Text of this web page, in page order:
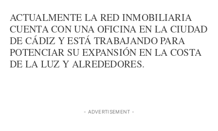
ACTUALMENTE LA RED INMOBILIARIA
CUENTA CON UNA OFICINA EN LA CIUDAD
DE CÁDIZ Y ESTÁ TRABAJANDO PARA
POTENCIAR SU EXPANSIÓN EN LA COSTA
DE LA LUZ Y ALREDEDORES.
- ADVERTISEMENT -